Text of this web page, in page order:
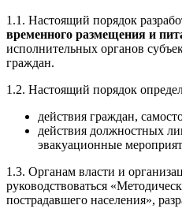
1.1. Настоящий порядок
временного размещения и
исполнительных органов
граждан.
1.2. Настоящий порядок
действия граждан,
действия должностных
эвакуационные
1.3. Органам власти и
руководствоваться
пострадавшего населения»,